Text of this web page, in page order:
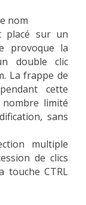
nom
placé sur un
provoque la
double clic
La frappe de
cette
limité
sans
multiple
de clics
touche CTRL